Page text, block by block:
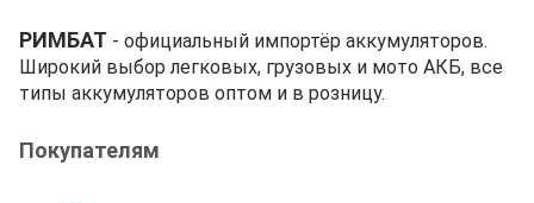
РИМБАТ - официальный импортёр аккумуляторов.
Широкий выбор легковых, грузовых и мото АКБ, все
типы аккумуляторов оптом и в розницу.
Покупателям